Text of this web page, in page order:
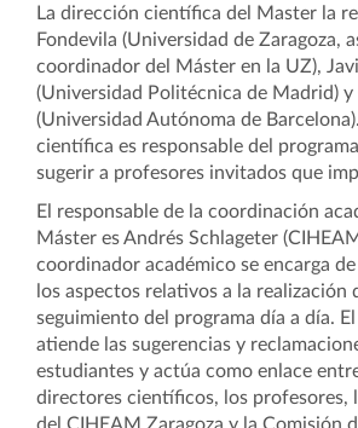
La dirección científica del Master la
Fondevila (Universidad de Zaragoza,
coordinador del Máster en la UZ),
(Universidad Politécnica de Madrid) y
(Universidad Autónoma de
científica es responsable del
sugerir a profesores invitados que
El responsable de la coordinación
Máster es Andrés Schlageter
coordinador académico se encarga
los aspectos relativos a la realización
seguimiento del programa día a día.
atiende las sugerencias y
estudiantes y actúa como enlace
directores científicos, los profesores,